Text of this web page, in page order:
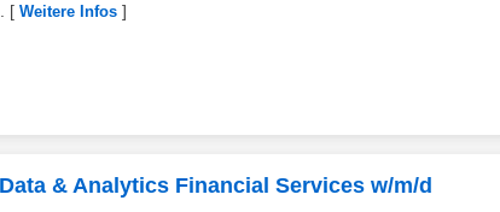
[ Weitere Infos ]
& Analytics Financial Services w/m/d